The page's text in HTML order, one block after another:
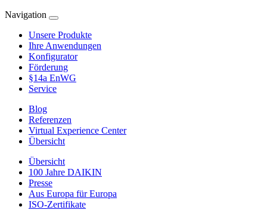
Navigation
Unsere Produkte
Ihre Anwendungen
Konfigurator
Förderung
§14a EnWG
Service
Blog
Referenzen
Virtual Experience Center
Übersicht
Übersicht
100 Jahre DAIKIN
Presse
Aus Europa für Europa
ISO-Zertifikate